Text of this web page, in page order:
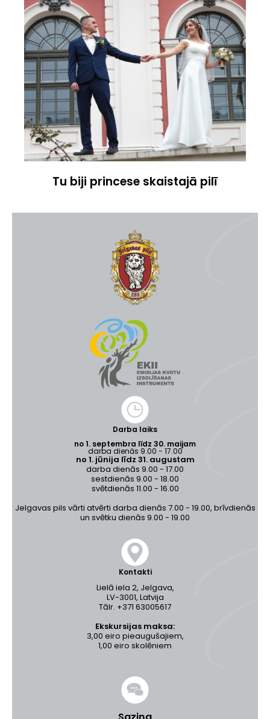
Tu biji princese skaistajā pilī
Darba laiks
no 1. septembra līdz 30. maijam
darba dienās 9.00 - 17.00
no 1. jūnija līdz 31. augustam
darba dienās 9.00 - 17.00
sestdienās 9.00 - 18.00
svētdienās 11.00 - 16.00
Jelgavas pils vārti atvērti darba dienās 7.00 - 19.00, brīvdienās
un svētku dienās 9.00 - 19.00
Kontakti
Lielā iela 2, Jelgava,
LV-3001, Latvija
Tālr. +371 63005617
Ekskursijas maksa:
3,00 eiro pieaugušajiem,
1,00 eiro skolēniem